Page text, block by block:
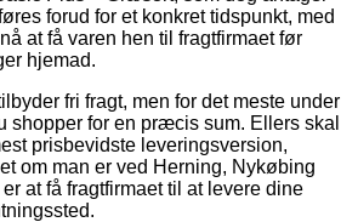
forud for et konkret tidspunkt, med
at få varen hen til fragtfirmaet før
hjemad.
fri fragt, men for det meste under
shopper for en præcis sum. Ellers skal
prisbevidste leveringsversion,
om man er ved Herning, Nykøbing
at få fragtfirmaet til at levere dine